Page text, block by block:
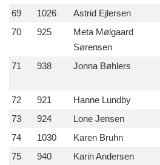
69 1026 Astrid Ejlersen
70
925
Meta Mølgaard
Sørensen
71 938 Jonna Bøhlers
72 921 Hanne Lundby
73
924 Lone Jensen
74
1030 Karen Bruhn
75
940 Karin Andersen